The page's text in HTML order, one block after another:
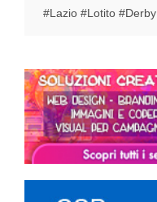
#Lazio #Lotito #Derby